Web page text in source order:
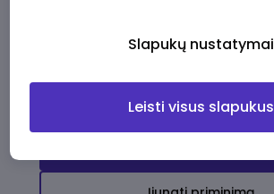
darbo pasiūlymų
Slapukų nustatymai
Leisti visus slapukus